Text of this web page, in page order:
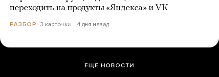
переходить на продукты «Яндекса» и VK
РАЗБОР 3 карточки 4 дня назад
ЕЩЕ НОВОСТИ